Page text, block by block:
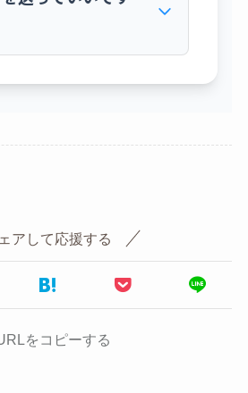
い形で、ブログ記事のテーマ
させていただいたり、お答え
、ご了承ください。
、攻撃的なメッセージは私に
アして応援する
をコピーする